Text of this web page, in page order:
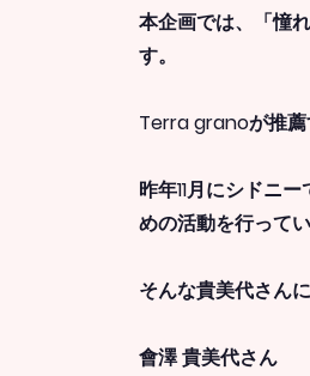
本企画では、「憧
す。
Terra granoが推薦
昨年11月にシドニ
めの活動を行ってい
そんな貴美代さん
會澤 貴美代さん